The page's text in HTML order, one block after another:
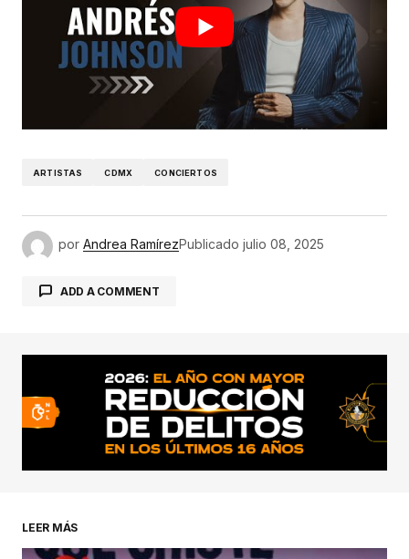
ARTISTAS CDMX CONCIERTOS
por Andrea RamírezPublicado julio 08, 2025
ADD A COMMENT
conectado
LEER MÁS